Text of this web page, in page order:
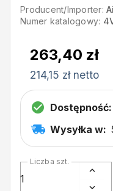
Producent/Importer:
Numer katalogowy:
263,40 zł
214,15 zł netto
Dostępność:
Wysyłka w:
Liczba szt.